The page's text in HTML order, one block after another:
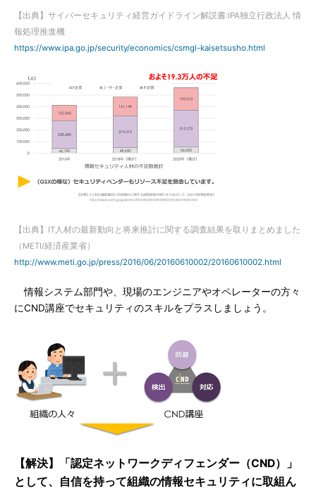
【出典】サイバーセキュリティ経営ガイドライン解説書:IPA独立行政法人 情
報処理推進機
https://www.ipa.go.jp/security/economics/csmgl-kaisetsusho.html
【出典】IT人材の最新動向と将来推計に関する調査結果を取りまとめました
（METI/経済産業省）
http://www.meti.go.jp/press/2016/06/20160610002/20160610002.html
情報システム部門や、現場のエンジニアやオペレーターの方々
にCND講座でセキュリティのスキルをプラスしましょう。
【解決】「認定ネットワークディフェンダー（CND）」
として、自信を持って組織の情報セキュリティに取組ん